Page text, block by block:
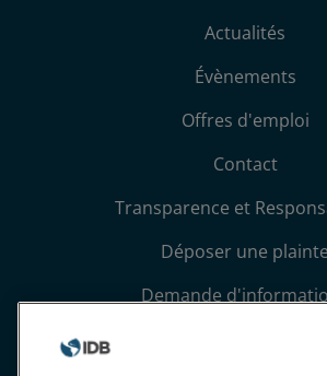
Actualités
Évènements
Offres d'emploi
Contact
Transparence et
Déposer une plainte
Demande
Conditions générales et avis de